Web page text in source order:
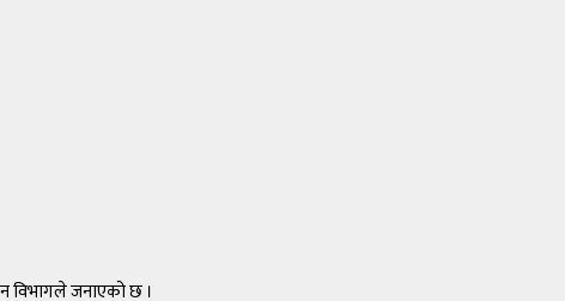
विभागले जनाएको छ ।